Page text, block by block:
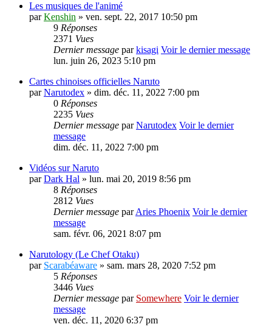
Les musiques de l'animé
parKenshin » ven. sept. 22, 2017 10:50 pm
9 Réponses
2371 Vues
Dernier message parkisagi Voir le dernier message
lun. juin 26, 2023 5:10 pm
Cartes chinoises officielles Naruto
parNarutodex » dim. déc. 11, 2022 7:00 pm
0 Réponses
2235 Vues
Dernier message parNarutodex Voir le dernier
message
dim. déc. 11, 2022 7:00 pm
Vidéos sur Naruto
parDark Hal » lun. mai 20, 2019 8:56 pm
8 Réponses
2812 Vues
Dernier message parAries Phoenix Voir le dernier
message
sam. févr. 06, 2021 8:07 pm
Narutology (Le Chef Otaku)
par Scarabéaware » sam. mars 28, 2020 7:52 pm
5 Réponses
3446 Vues
Dernier message par Somewhere Voir le dernier
message
ven. déc. 11, 2020 6:37 pm